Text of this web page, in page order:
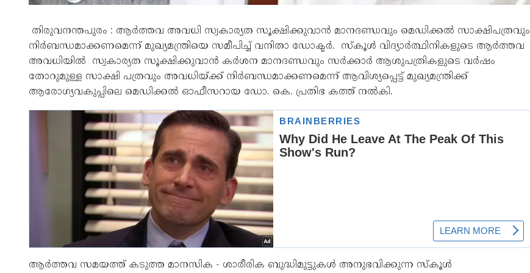
തിരുവനന്തപുരം : ആർത്തവ അവധി സ്വകാര്യത സൂക്ഷിക്കുവാൻ മാനദണ്ഡവും മെഡിക്കൽ സാക്ഷിപത്രവും
നിർബന്ധമാക്കണമെന്ന് മുഖ്യമന്ത്രിയെ സമീപിച്ച് വനിതാ ഡോക്ടർ. സ്‌കൂൾ വിദ്യാർത്ഥിനികളുടെ ആർത്തവ
അവധിയിൽ സ്വകാര്യത സൂക്ഷിക്കുവാൻ കർശന മാനദണ്ഡവും സർക്കാർ ആശുപത്രികളുടെ വർഷം
തോറുമുള്ള സാക്ഷി പത്രവും അവധിയ്ക്ക് നിർബന്ധമാക്കണമെന്ന് ആവിശ്യപ്പെട്ട് മുഖ്യമന്ത്രിക്ക്
ആരോഗ്യവകുപ്പിലെ മെഡിക്കൽ ഓഫീസറായ ഡോ. കെ. പ്രതിഭ കത്ത് നൽകി.
ആർത്തവ സമയത്ത് കടുത്ത മാനസിക - ശാരീരിക ബുദ്ധിമുട്ടുകൾ അനുഭവിക്കുന്ന സ്‌കൂൾ